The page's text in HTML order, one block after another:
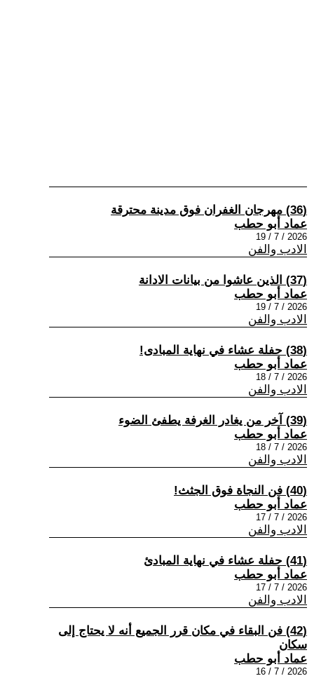
(36) مهرجان الغفران فوق مدينة محترقة
عماد أبو حطب
2026 / 7 / 19
الادب والفن
(37) الذين عاشوا من بيانات الادانة
عماد أبو حطب
2026 / 7 / 19
الادب والفن
(38) حفلة عشاء في نهاية المبادى!
عماد أبو حطب
2026 / 7 / 18
الادب والفن
(39) آخر من يغادر الغرفة يطفئ الضوء
عماد أبو حطب
2026 / 7 / 18
الادب والفن
(40) فن النجاة فوق الجثث!
عماد أبو حطب
2026 / 7 / 17
الادب والفن
(41) حفلة عشاء في نهاية المبادئ
عماد أبو حطب
2026 / 7 / 17
الادب والفن
(42) فن البقاء في مكان قرر الجميع أنه لا يحتاج إلى
سكان
عماد أبو حطب
2026 / 7 / 16